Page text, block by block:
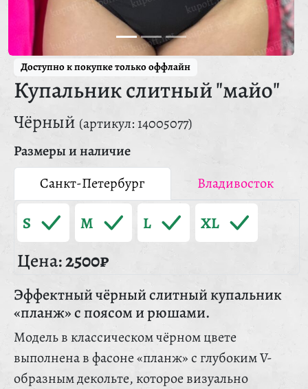
Доступно к покупке только оффлайн
Купальник слитный "майо"
Чёрный (артикул: 14005077)
Размеры и наличие
Санкт-Петербург
Владивосток
S M L XL
Цена:2500₽
Эффектный чёрный слитный купальник
«планж» с поясом и рюшами.
Модель в классическом чёрном цвете
выполнена в фасоне «планж» с глубоким V-
образным декольте, которое визуально